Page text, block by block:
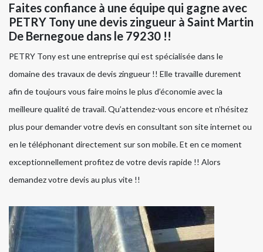
Faites confiance à une équipe qui gagne avec
PETRY Tony une devis zingueur à Saint Martin
De Bernegoue dans le 79230 !!
PETRY Tony est une entreprise qui est spécialisée dans le
domaine des travaux de devis zingueur !! Elle travaille durement
afin de toujours vous faire moins le plus d’économie avec la
meilleure qualité de travail. Qu’attendez-vous encore et n’hésitez
plus pour demander votre devis en consultant son site internet ou
en le téléphonant directement sur son mobile. Et en ce moment
exceptionnellement profitez de votre devis rapide !! Alors
demandez votre devis au plus vite !!